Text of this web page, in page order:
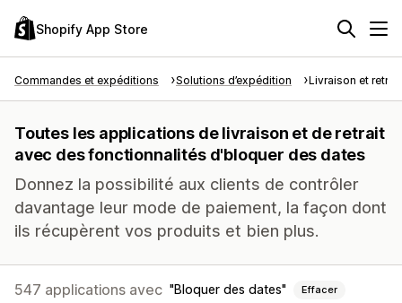
Shopify App Store
Commandes et expéditions Solutions d’expédition Livraison et retrait
Toutes les applications de livraison et de retrait
avec des fonctionnalités d'bloquer des dates
Donnez la possibilité aux clients de contrôler
davantage leur mode de paiement, la façon dont
ils récupèrent vos produits et bien plus.
547 applications avec Bloquer des dates Effacer